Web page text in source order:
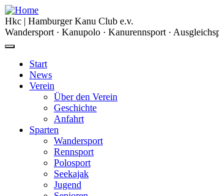
Hkc | Hamburger Kanu Club e.v.
Wandersport · Kanupolo · Kanurennsport ·
Start
News
Verein
Über den Verein
Geschichte
Anfahrt
Sparten
Wandersport
Rennsport
Polosport
Seekajak
Jugend